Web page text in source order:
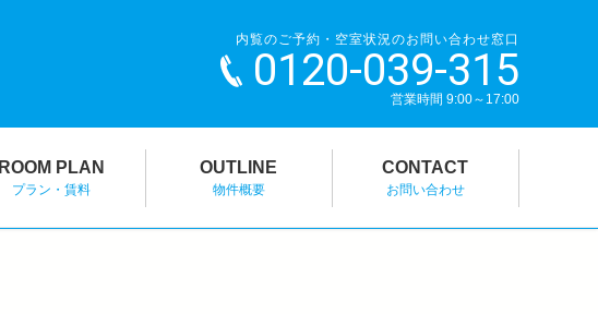
内覧のご予約・空室状況のお問い合わせ窓口
0120-039-315
営業時間 9:00～17:00
ROOM PLAN
プラン・賃料
OUTLINE
物件概要
CONTACT
お問い合わせ